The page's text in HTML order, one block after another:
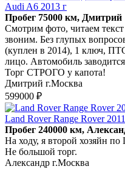
Audi A6 2013 г
Пробег 75000 км, Дмитрий
Смотрим фото, читаем
звоним. Без глупых
(куплен в 2014), 1 ключ,
лицо. Автомобиль
Торг СТРОГО у капота!
Дмитрий г.Москва
599000 ₽
Land Rover Range Rover
Пробег 240000 км,
На ходу, я второй хозяйн
Не большой торг.
Александр г.Москва